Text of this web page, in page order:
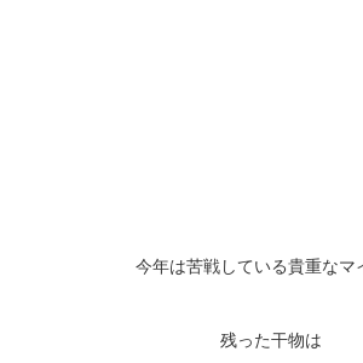
今年は苦戦している貴重なマ
残った干物は